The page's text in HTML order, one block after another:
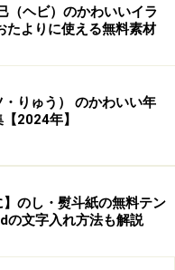
など。
（ヘビ）のかわいいイラ
たよりに使える無料素材
りゅう） のかわいい年
2024年】
】のし・熨斗紙の無料テン
の文字入れ方法も解説